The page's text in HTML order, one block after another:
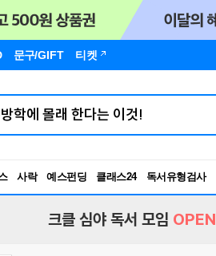
문구/GIFT 티켓
사락 예스펀딩 클래스24
독서유형검사
RBTI Lab
크클 심야 독서 모임 OPEN